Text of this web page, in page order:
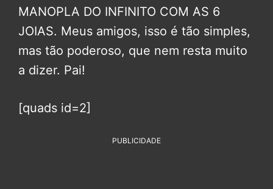
MANOPLA DO INFINITO COM AS 6
JOIAS. Meus amigos, isso é tão simples,
mas tão poderoso, que nem resta muito
a dizer. Pai!
[quads id=2]
PUBLICIDADE